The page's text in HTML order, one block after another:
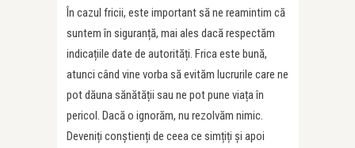
În cazul fricii, este important să ne reamintim că
suntem în siguranță, mai ales dacă respectăm
indicațiile date de autorități. Frica este bună,
atunci când vine vorba să evităm lucrurile care ne
pot dăuna sănătății sau ne pot pune viața în
pericol. Dacă o ignorăm, nu rezolvăm nimic.
Deveniți conștienți de ceea ce simțiți și apoi